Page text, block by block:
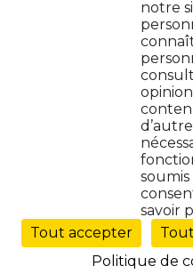
Protection de données
Accessibilité : non conforme
Gestion des cookies ()
notre
savoir
Tout accepter
Politique de